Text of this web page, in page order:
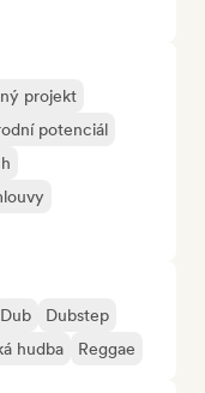
projekt
potenciál
Dub
Dubstep
hudba Reggae